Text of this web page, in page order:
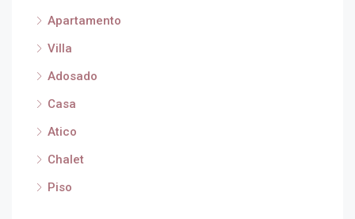
Apartamento
Villa
Adosado
Casa
Atico
Chalet
Piso